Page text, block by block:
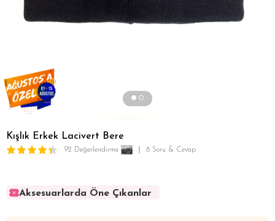
Kışlık Erkek Lacivert Bere
92 Değerlendirme 8 Soru & Cevap
Aksesuarlarda Öne Çıkanlar